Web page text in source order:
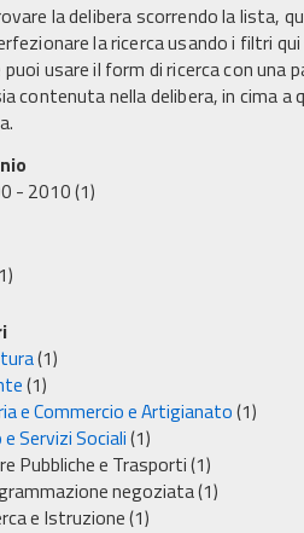
la delibera scorrendo la lista,
la ricerca usando i filtri
usare il form di ricerca con una
contenuta nella delibera, in cima a
- 2010(1)
(1)
(1)
e Commercio e Artigianato(1)
Servizi Sociali(1)
Pubbliche e Trasporti(1)
negoziata(1)
e Istruzione(1)